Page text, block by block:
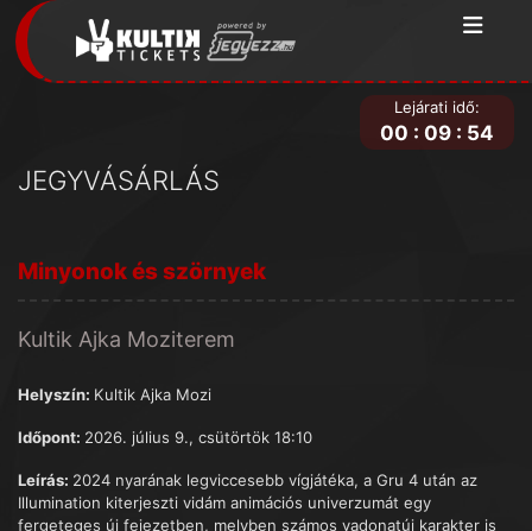
JEGYVÁSÁRLÁS
Lejárati idő:
00 : 09 : 54
Minyonok és szörnyek
Kultik Ajka Moziterem
Helyszín: Kultik Ajka Mozi
Időpont: 2026. július 9., csütörtök 18:10
Leírás: 2024 nyarának legviccesebb vígjátéka, a Gru 4 után az
Illumination kiterjeszti vidám animációs univerzumát egy
fergeteges új fejezetben, melyben számos vadonatúj karakter is